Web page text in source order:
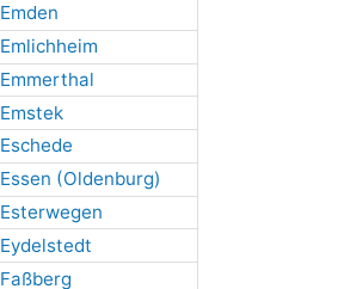
Emden
Emlichheim
Emmerthal
Emstek
Eschede
Essen (Oldenburg)
Esterwegen
Eydelstedt
Faßberg